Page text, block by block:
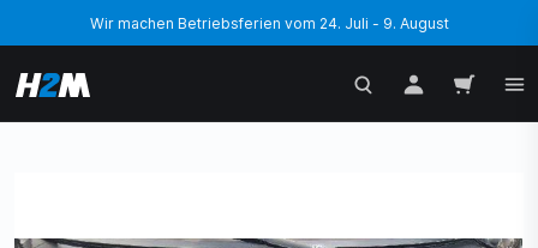
Wir machen Betriebsferien vom 24. Juli - 9. August